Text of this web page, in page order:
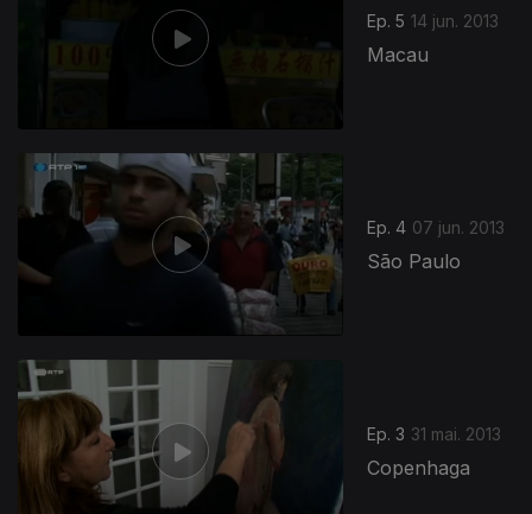
Ep. 5 14 jun. 2013
Macau
Ep. 4 07 jun. 2013
São Paulo
Ep. 3 31 mai. 2013
Copenhaga